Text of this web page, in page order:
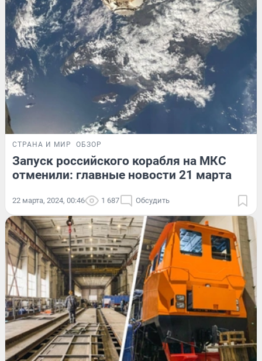
СТРАНА И МИР ОБЗОР
Запуск российского корабля на МКС
отменили: главные новости 21 марта
22 марта, 2024, 00:46 1 687 Обсудить